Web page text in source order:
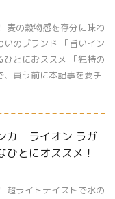
麦の穀物感を存分に味わ
いのブランド 「旨いイン
ひとにおススメ 「独特の
買う前に本記事を要チ
カ ライオン ラガ
ひとにオススメ！
超ライトテイストで水の